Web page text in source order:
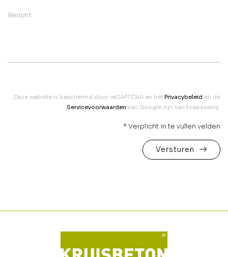
Bericht
Deze website is beschermd door reCAPTCHA en het Privacybeleid en de
Servicevoorwaarden van Google zijn van toepassing.
* Verplicht in te vullen velden
Versturen